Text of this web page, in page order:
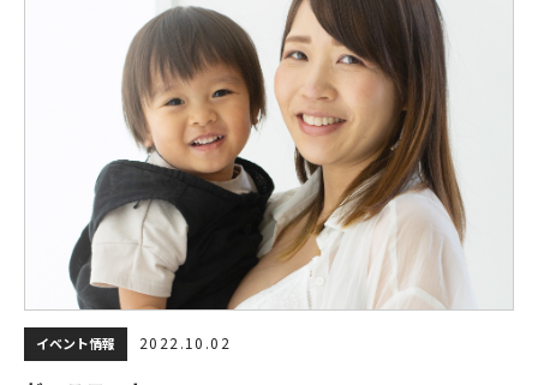
イベント情報 2022.10.02